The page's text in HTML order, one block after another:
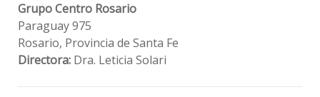
Grupo Centro Rosario
Paraguay 975
Rosario, Provincia de Santa Fe
Directora: Dra. Leticia Solari